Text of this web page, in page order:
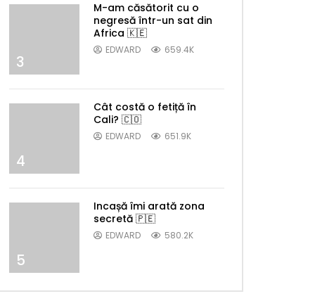
3
M-am căsătorit cu o
negresă într-un sat din
Africa 🇰🇪
EDWARD 659.4K
4
Cât costă o fetiță în
Cali? 🇨🇴
EDWARD 651.9K
5
Incașă îmi arată zona
secretă 🇵🇪
EDWARD 580.2K